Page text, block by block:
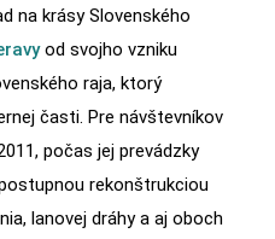
na krásy Slovenského
od svojho vzniku
raja, ktorý
časti. Pre návštevníkov
počas jej prevádzky
rekonštrukciou
lanovej dráhy a aj oboch